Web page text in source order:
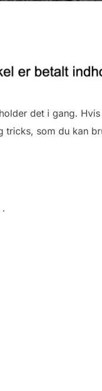
det i gang.
som du kan
.